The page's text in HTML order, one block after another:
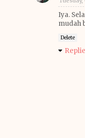
Iya.
mudah
Delete